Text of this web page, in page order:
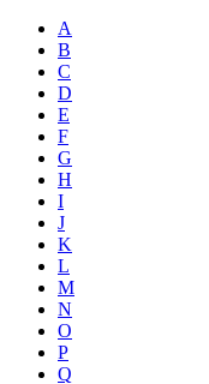
A
B
C
D
E
F
G
H
I
J
K
L
M
N
O
P
Q